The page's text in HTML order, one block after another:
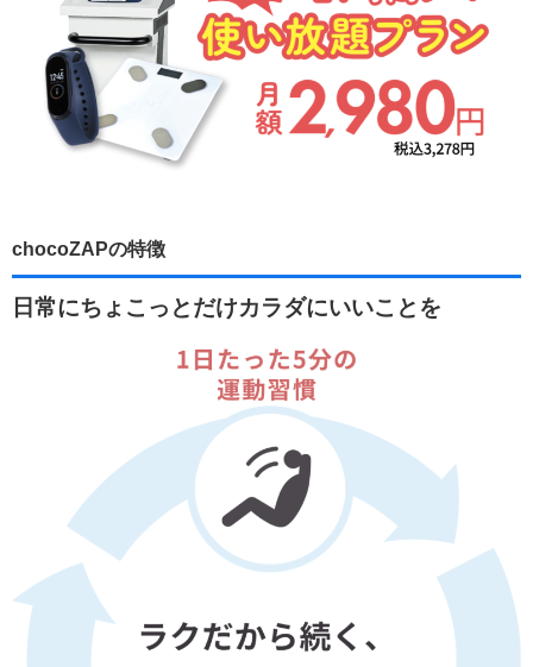
chocoZAPの特徴
日常にちょこっとだけカラダにいいことを